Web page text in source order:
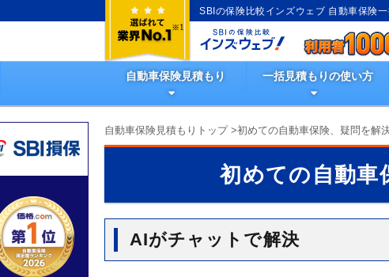
SBIの保険比較インズウェブ 自動車保険一
自動車保険見積もり 一括見積もりの使い方
自動車保険見積もりトップ>初めての自動車保険、疑問を解決
初めての自動車
AIがチャットで解決